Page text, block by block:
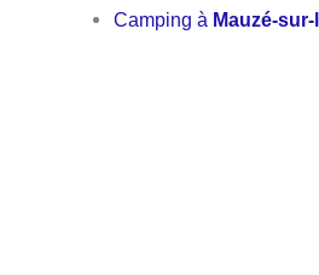
Camping à Mauzé-